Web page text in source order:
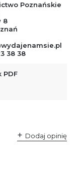
Poznańskie
8
38 38
PDF
Dodaj opinię